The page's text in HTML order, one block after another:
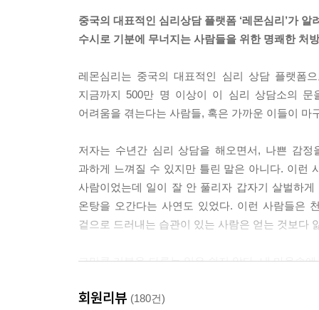
도 말이다. 오히려 유쾌하고 즐거운 감정 이외의
--- 「 괜찮아, 그건 아주 자연스러운 감정이야」 중
에너지 도둑이 나도 같은 불평을 해주기를, 자신
도 괜찮다. 습관적으로 남 욕하기, 문제 있으면 남
중국의 대표적인 심리상담 플랫폼 ‘레몬심리’가 알
수시로 기분에 무너지는 사람들을 위한 명쾌한 처방
레몬심리는 중국의 대표적인 심리 상담 플랫폼
지금까지 500만 명 이상이 이 심리 상담소의
어려움을 겪는다는 사람들, 혹은 가까운 이들이
저자는 수년간 심리 상담을 해오면서, 나쁜 감정
과하게 느껴질 수 있지만 틀린 말은 아니다. 이런
사람이었는데 일이 잘 안 풀리자 갑자기 살벌하
온탕을 오간다는 사연도 있었다. 이런 사람들은
겉으로 드러내는 습관이 있는 사람은 얻는 것보다
그만큼 기분을 다루는 일은 쉽지 않다. 내 마음속
트집과 불만뿐이다. 집에서도 가족끼리 서로 오해
회원리뷰 (180건)